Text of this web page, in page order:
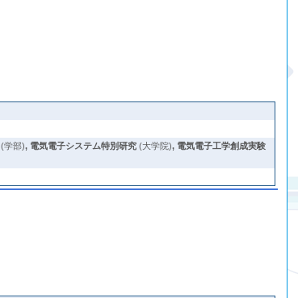
(学部), 電気電子システム特別研究 (大学院), 電気電子工学創成実験